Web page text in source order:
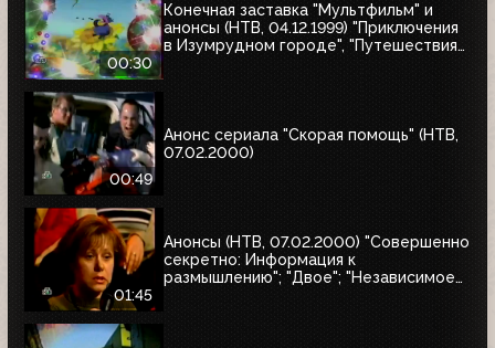
00:30
Конечная заставка "Мультфильм" и
анонсы (НТВ, 04.12.1999) "Приключения
в Изумрудном городе", "Путешествия
00:49
Анонс сериала "Скорая помощь" (НТВ,
07.02.2000)
01:45
Анонсы (НТВ, 07.02.2000) "Совершенно
секретно: Информация к
размышлению"; "Двое"; "Независимое